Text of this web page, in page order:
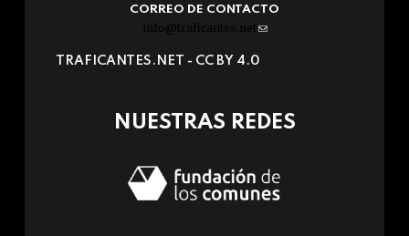
CORREO DE CONTACTO
info@traficantes.net (link
e-
TRAFICANTES.NET - CC BY 4.0
NUESTRAS REDES